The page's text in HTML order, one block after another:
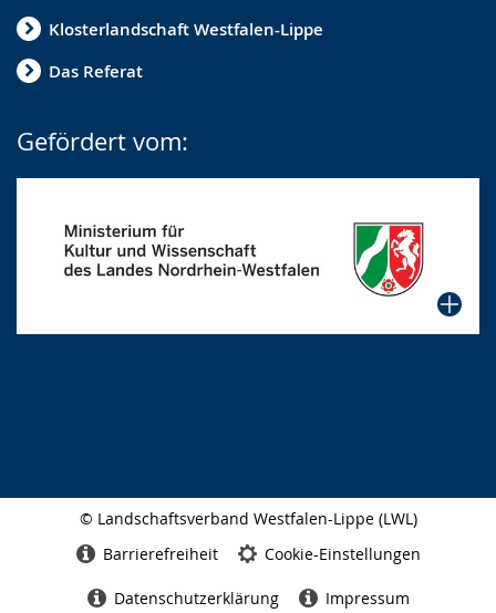
Klosterlandschaft Westfalen-Lippe
Das Referat
Gefördert vom:
© Landschaftsverband Westfalen-Lippe (LWL)
Barrierefreiheit Cookie-Einstellungen
Datenschutzerklärung Impressum